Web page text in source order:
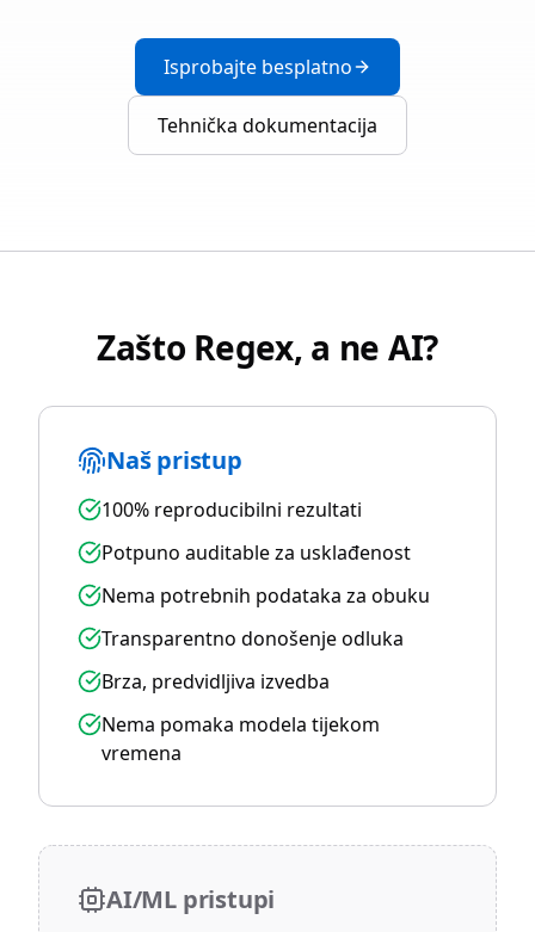
Isprobajte besplatno
Tehnička dokumentacija
Zašto Regex, a ne AI?
Naš pristup
100% reproducibilni rezultati
Potpuno auditable za usklađenost
Nema potrebnih podataka za obuku
Transparentno donošenje odluka
Brza, predvidljiva izvedba
Nema pomaka modela tijekom
vremena
AI/ML pristupi